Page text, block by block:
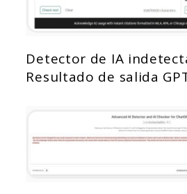
Detector de IA
Resultado de salida